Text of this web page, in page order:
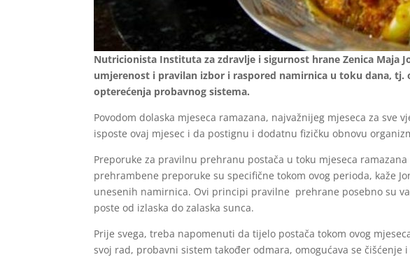
Nutricionista Instituta za zdravlje i sigurnost hrane Zenica Maja
umjerenost i pravilan izbor i raspored namirnica u toku dana,
opterećenja probavnog sistema.
Povodom dolaska mjeseca ramazana, najvažnijeg mjeseca za
isposte ovaj mjesec i da postignu i dodatnu fizičku obnovu
Preporuke za pravilnu prehranu postača u toku mjeseca
prehrambene preporuke su specifične tokom ovog perioda, kaže
unesenih namirnica. Ovi principi pravilne prehrane posebno su
poste od izlaska do zalaska sunca.
Prije svega, treba napomenuti da tijelo postača tokom ovog
svoj rad, probavni sistem također odmara, omogućava se